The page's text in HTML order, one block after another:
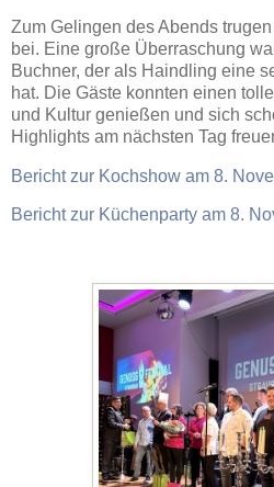
Zum Gelingen des Abends
bei. Eine große Überraschung
Buchner, der als Haindling eine
hat. Die Gäste konnten einen
und Kultur genießen und sich
Highlights am nächsten Tag
Bericht zur Kochshow am 8.
Bericht zur Küchenparty am 8.